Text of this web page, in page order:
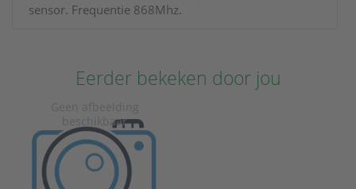
sensor. Frequentie 868Mhz.
Eerder bekeken door jou